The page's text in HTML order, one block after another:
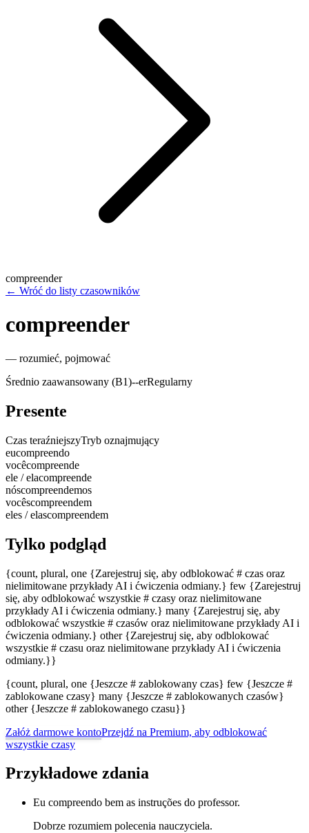
compreender
← Wróć do listy czasowników
compreender
— rozumieć, pojmować
Średnio zaawansowany (B1)--erRegularny
Presente
Czas teraźniejszyTryb oznajmujący
eucompreendo
vocêcompreende
ele / elacompreende
nóscompreendemos
vocêscompreendem
eles / elascompreendem
Tylko podgląd
{count, plural, one {Zarejestruj się, aby odblokować # czas oraz
nielimitowane przykłady AI i ćwiczenia odmiany.} few {Zarejestruj
się, aby odblokować wszystkie # czasy oraz nielimitowane
przykłady AI i ćwiczenia odmiany.} many {Zarejestruj się, aby
odblokować wszystkie # czasów oraz nielimitowane przykłady AI i
ćwiczenia odmiany.} other {Zarejestruj się, aby odblokować
wszystkie # czasu oraz nielimitowane przykłady AI i ćwiczenia
odmiany.}}
{count, plural, one {Jeszcze # zablokowany czas} few {Jeszcze #
zablokowane czasy} many {Jeszcze # zablokowanych czasów}
other {Jeszcze # zablokowanego czasu}}
Załóż darmowe kontoPrzejdź na Premium, aby odblokować
wszystkie czasy
Przykładowe zdania
Eu compreendo bem as instruções do professor.
Dobrze rozumiem polecenia nauczyciela.